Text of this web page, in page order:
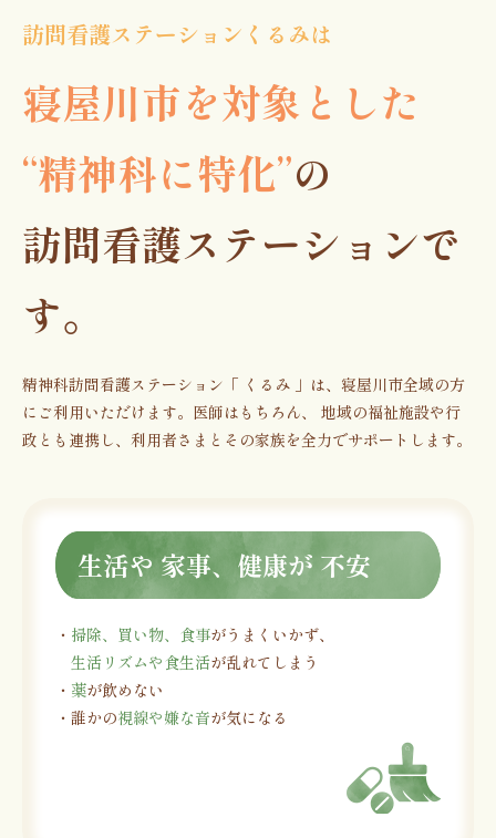
訪問看護ステーションくるみは
寝屋川市を対象とした
“精神科に特化”の
訪問看護ステーションで
す。
精神科訪問看護ステーション「 くるみ 」は、寝屋川市全域の方
にご利用いただけます。医師はもちろん、 地域の福祉施設や行
政とも連携し、利用者さまとその家族を全力でサポートします。
生活や 家事、健康が 不安
・ 掃除、買い物、食事がうまくいかず、
生活リズムや食生活が乱れてしまう
・ 薬が飲めない
・誰かの視線や嫌な音が気になる